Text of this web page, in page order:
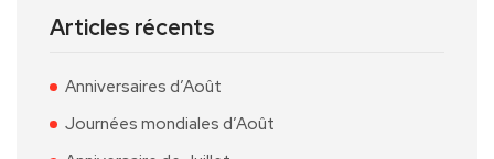
Articles récents
Anniversaires d’Août
Journées mondiales d’Août